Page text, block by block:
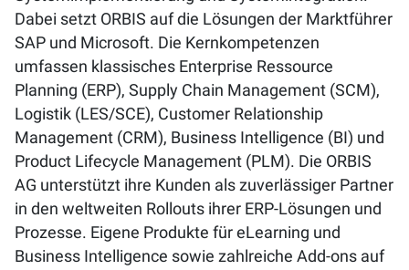
Dabei setzt ORBIS auf die Lösungen der Marktführer
SAP und Microsoft. Die Kernkompetenzen
umfassen klassisches Enterprise Ressource
Planning (ERP), Supply Chain Management (SCM),
Logistik (LES/SCE), Customer Relationship
Management (CRM), Business Intelligence (BI) und
Product Lifecycle Management (PLM). Die ORBIS
AG unterstützt ihre Kunden als zuverlässiger Partner
in den weltweiten Rollouts ihrer ERP-Lösungen und
Prozesse. Eigene Produkte für eLearning und
Business Intelligence sowie zahlreiche Add-ons auf